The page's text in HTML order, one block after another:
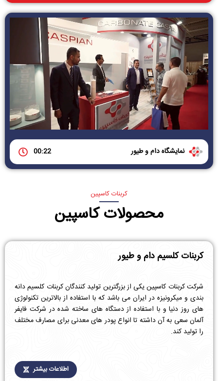
نمایشگاه دام و طیور 00:22
کربنات کاسپین
محصولات کاسپین
کربنات کلسیم دام و طیور
شرکت کربنات کاسپین یکی از بزرگترین تولید کنندگان کربنات کلسیم دانه
بندی و میکرونیزه در ایران می باشد که با استفاده از بالاترین تکنولوژی
های روز دنیا و با استفاده از دستگاه های ساخته شده در شرکت فایفر
آلمان سعی به آن داشته تا انواع پودر های معدنی برای مصارف مختلف
را تولید کند.
اطلاعات بیشتر